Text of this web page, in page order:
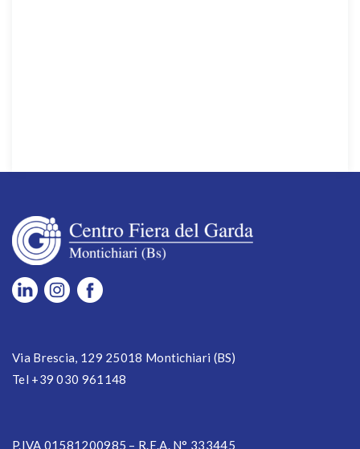
Via Brescia, 129 25018 Montichiari (BS)
Tel +39 030 961148
P.IVA 01581200985 – R.E.A. N° 333445